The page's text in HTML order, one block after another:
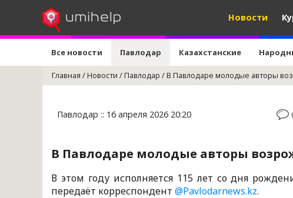
Новости
Все новости Павлодар Казахстанские
Главная /Новости /Павлодар /В Павлодаре молодые авторы
Павлодар :: 16 апреля 2026 20:20
В Павлодаре молодые авторы
В этом году исполняется 115 лет со дня
передаёт корреспондент @Pavlodarnews.kz.